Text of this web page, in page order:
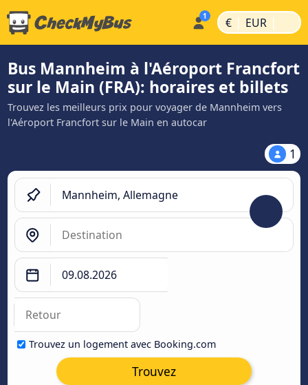
€ | EUR |
Bus Mannheim à l'Aéroport Francfort
sur le Main (FRA): horaires et billets
Trouvez les meilleurs prix pour voyager de Mannheim vers
l'Aéroport Francfort sur le Main en autocar
1
Trouvez un logement avec Booking.com
Trouvez